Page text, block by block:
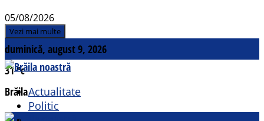
05/08/2026
Vezi mai multe
duminică, august 9, 2026
31°c
BrăilaActualitate
Politic